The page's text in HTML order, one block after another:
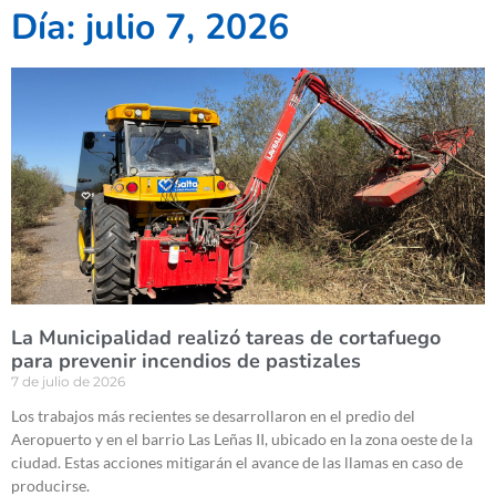
Día: julio 7, 2026
La Municipalidad realizó tareas de cortafuego
para prevenir incendios de pastizales
7 de julio de 2026
Los trabajos más recientes se desarrollaron en el predio del
Aeropuerto y en el barrio Las Leñas II, ubicado en la zona oeste de la
ciudad. Estas acciones mitigarán el avance de las llamas en caso de
producirse.